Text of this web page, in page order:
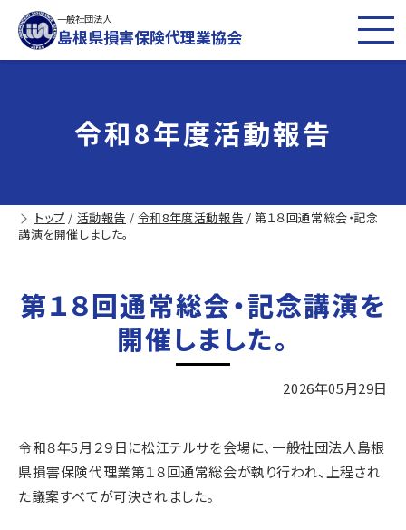
一般社団法人
島根県損害保険代理業協会
令和8年度活動報告
トップ / 活動報告 / 令和8年度活動報告 /第１８回通常総会・記念
講演を開催しました。
第１８回通常総会・記念講演を
開催しました。
2026年05月29日
令和８年5月２９日に松江テルサを会場に、一般社団法人島根
県損害保険代理業第１８回通常総会が執り行われ、上程され
た議案すべてが可決されました。